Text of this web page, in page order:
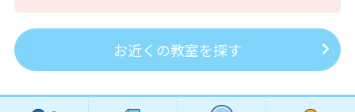
お近くの教室を探す